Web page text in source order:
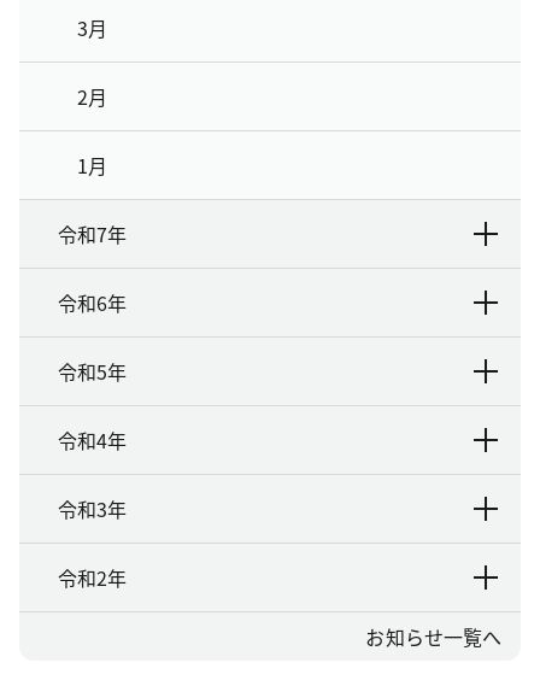
3月
2月
1月
令和7年
令和6年
令和5年
令和4年
令和3年
令和2年
お知らせ一覧へ